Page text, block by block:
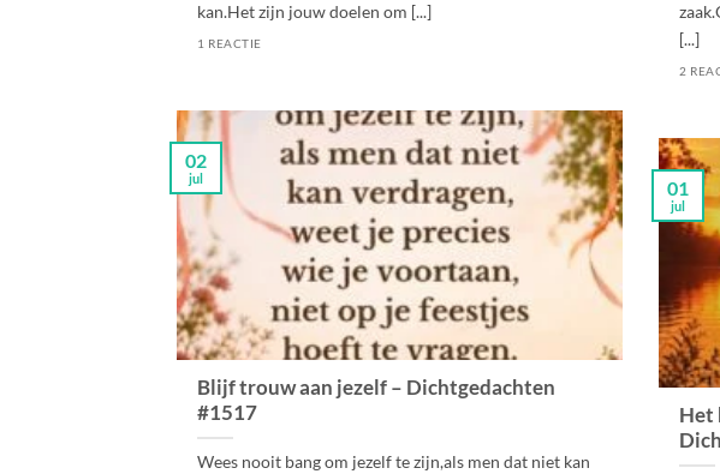
kan.Het zijn jouw doelen om [...]
1 REACTIE
[...]
2
Blijf trouw aan jezelf – Dichtgedachten
#1517
Wees nooit bang om jezelf te zijn,als men dat niet kan
02
jul
Het
01
jul